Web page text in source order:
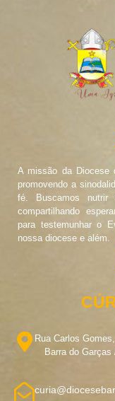
A missão da Diocese
promovendo a
fé. Buscamos nutrir
compartilhando
para testemunhar o
nossa diocese e além.
Rua Carlos
Barra do